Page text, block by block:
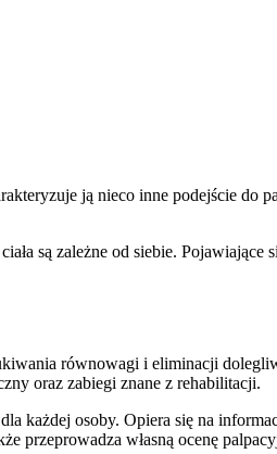
ją nieco inne podejście
są zależne od siebie.
równowagi i eliminacji
oraz zabiegi znane z rehabilitacji.
każdej osoby. Opiera się na
przeprowadza własną ocenę